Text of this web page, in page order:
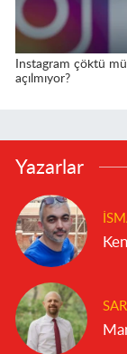
Instagram çöktü
açılmıyor?
Yazarlar